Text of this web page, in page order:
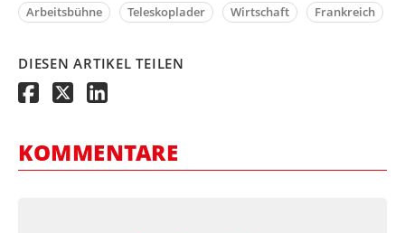
Arbeitsbühne Teleskoplader Wirtschaft Frankreich
DIESEN ARTIKEL TEILEN
KOMMENTARE